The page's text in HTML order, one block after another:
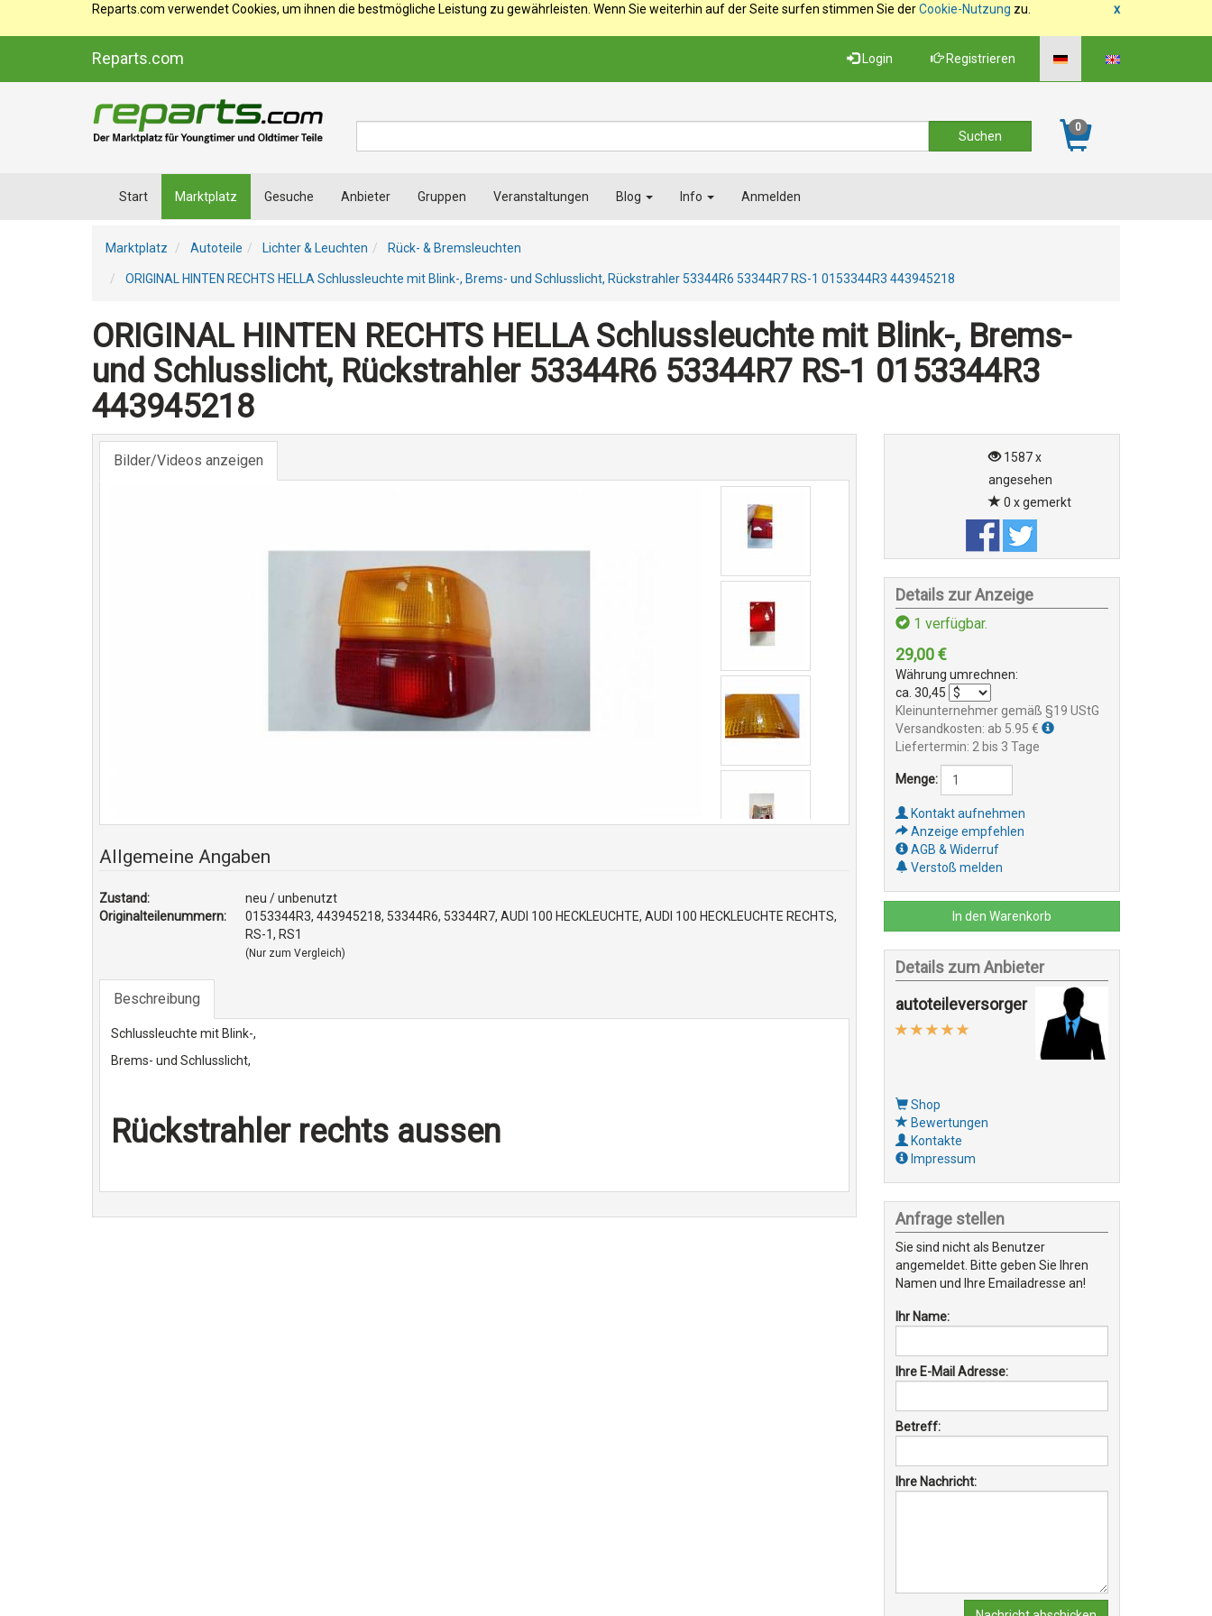
x
Reparts.com verwendet Cookies, um ihnen die bestmögliche Leistung zu gewährleisten. Wenn Sie weiterhin auf der Seite surfen stimmen Sie derCookie-Nutzung zu.
Reparts.com Login Registrieren
0
Start Marktplatz Gesuche Anbieter Gruppen Veranstaltungen Blog Info Anmelden
Marktplatz Autoteile Lichter & Leuchten Rück- & Bremsleuchten
ORIGINAL HINTEN RECHTS HELLA Schlussleuchte mit Blink-, Brems- und Schlusslicht, Rückstrahler 53344R6 53344R7 RS-1 0153344R3 443945218
ORIGINAL HINTEN RECHTS HELLA Schlussleuchte mit Blink-, Brems-
und Schlusslicht, Rückstrahler 53344R6 53344R7 RS-1 0153344R3
443945218
Bilder/Videos anzeigen
Allgemeine Angaben
Zustand:
neu / unbenutzt
Originalteilenummern:
0153344R3, 443945218, 53344R6, 53344R7, AUDI 100 HECKLEUCHTE, AUDI 100 HECKLEUCHTE RECHTS,
RS-1, RS1
(Nur zum Vergleich)
Beschreibung
Schlussleuchte mit Blink-,
Brems- und Schlusslicht,
Rückstrahler rechts aussen
1587 x
angesehen
0 x gemerkt
Details zur Anzeige
1 verfügbar.
29,00 €
Währung umrechnen:
ca. 30,45
Kleinunternehmer gemäß §19 UStG
Versandkosten: ab 5.95 €
Liefertermin: 2 bis 3 Tage
Menge:
Kontakt aufnehmen
Anzeige empfehlen
AGB & Widerruf
Verstoß melden
In den Warenkorb
Details zum Anbieter
autoteileversorger
Shop
Bewertungen
Kontakte
Impressum
Anfrage stellen
Sie sind nicht als Benutzer
angemeldet. Bitte geben Sie Ihren
Namen und Ihre Emailadresse an!
Ihr Name:
Ihre E-Mail Adresse:
Betreff:
Ihre Nachricht: